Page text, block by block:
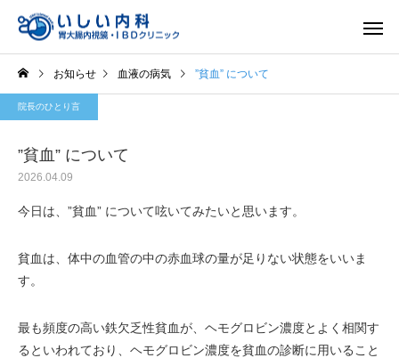
一般内科
お知らせ 血液の病気 ”貧血” について
院長のひとり言
”貧血” について
2026.04.09
今日は、”貧血” について呟いてみたいと思います。
貧血は、体中の血管の中の赤血球の量が足りない状態をいいま
す。
最も頻度の高い鉄欠乏性貧血が、ヘモグロビン濃度とよく相関す
るといわれており、ヘモグロビン濃度を貧血の診断に用いること